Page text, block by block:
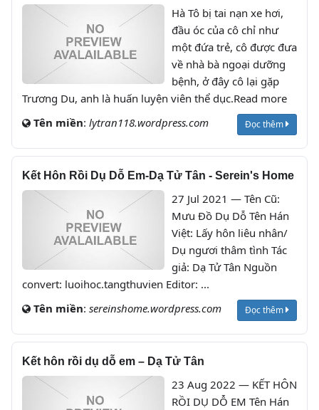
Hà Tô bị tai nạn xe hơi,
đầu óc của cô chỉ như
một đứa trẻ, cô được đưa
về nhà bà ngoại dưỡng
bệnh, ở đây cô lại gặp
Trương Du, anh là huấn luyện viên thể dục.Read more
Tên miền: lytran118.wordpress.com Đọc thêm
Kết Hôn Rồi Dụ Dỗ Em-Dạ Tử Tân - Serein's Home
27 Jul 2021 — Tên Cũ:
Mưu Đồ Dụ Dỗ Tên Hán
Việt: Lấy hôn liêu nhân/
Dụ ngươi thâm tình Tác
giả: Dạ Tử Tân Nguồn
convert: luoihoc.tangthuvien Editor: ...
Tên miền: sereinshome.wordpress.com Đọc thêm
Kết hôn rồi dụ dỗ em – Dạ Tử Tân
23 Aug 2022 — KẾT HÔN
RỒI DỤ DỖ EM Tên Hán